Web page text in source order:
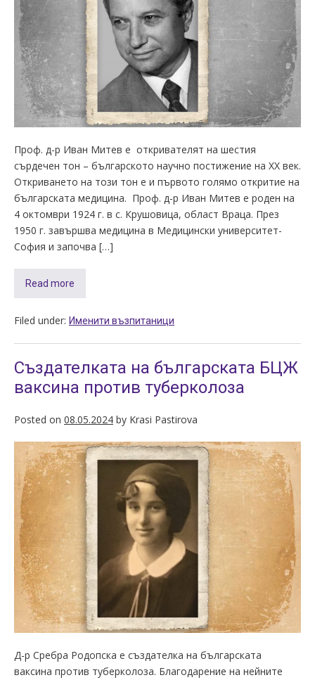
Проф. д-р Иван Митев е откривателят на шестия
сърдечен тон – българското научно постижение на XX век.
Откриването на този тон е и първото голямо откритие на
българската медицина. Проф. д-р Иван Митев е роден на
4 октомври 1924 г. в с. Крушовица, област Враца. През
1950 г. завършва медицина в Медицински университет-
София и започва […]
Read more
Filed under: Именити възпитаници
Създателката на българската БЦЖ
ваксина против туберколоза
Posted on 08.05.2024 by Krasi Pastirova
Д-р Сребра Родопска е създателка на българската
ваксина против туберколоза. Благодарение на нейните